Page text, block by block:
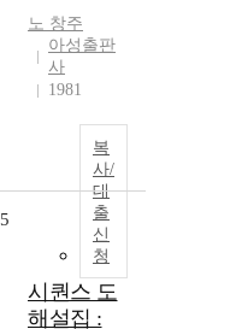
노 창주
아성출판
사
1981
복
사/
대
출
신
청
5
시퀀스 도
해설집 :